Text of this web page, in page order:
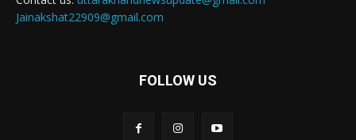
Jainakshat22909@gmail.com
FOLLOW US